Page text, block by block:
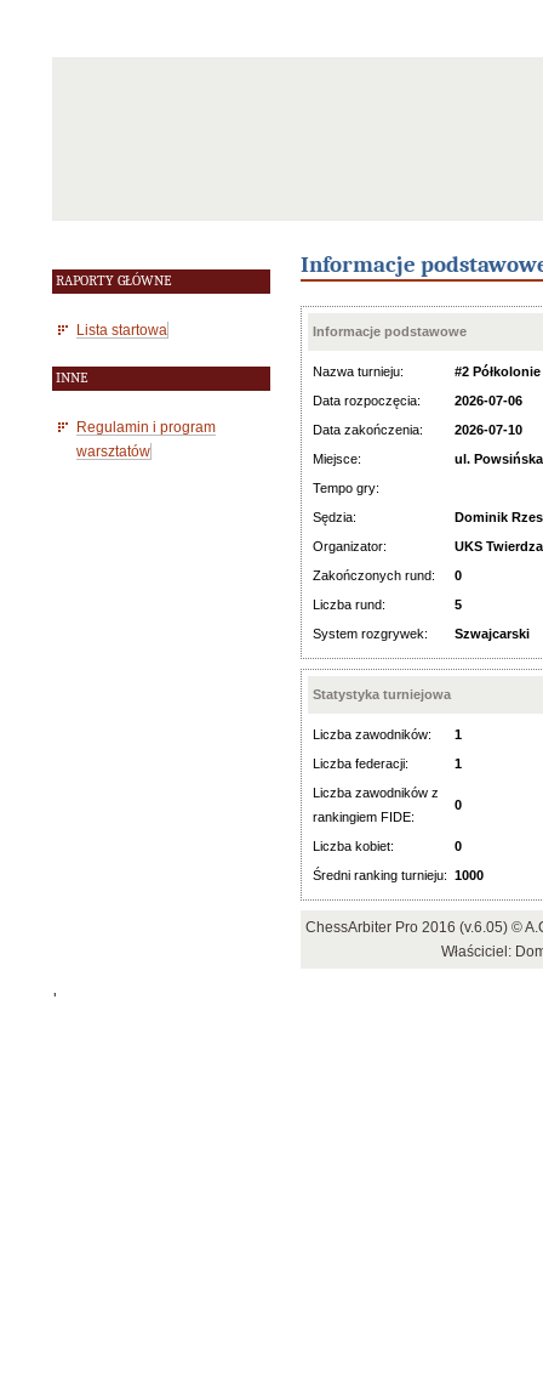
RAPORTY GŁÓWNE
Lista startowa
INNE
Regulamin i program
warsztatów
Informacje
Informacje podstawowe
Nazwa turnieju:
#2
Data rozpoczęcia:
2026-07-06
Data zakończenia:
2026-07-10
Miejsce:
ul.
Tempo gry:
Sędzia:
Dominik
Organizator:
UKS
Zakończonych rund:
0
Liczba rund:
5
System rozgrywek:
Szwajcarski
Statystyka turniejowa
Liczba zawodników:
1
Liczba federacji:
1
Liczba zawodników z
rankingiem FIDE:
0
Liczba kobiet:
0
Średni ranking turnieju: 1000
ChessArbiter Pro 2016 (v.6.05) ©
Właściciel:
'